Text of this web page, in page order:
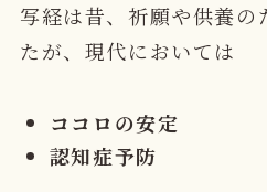
写経は昔、祈願や供養の
たが、現代においては
ココロの安定
認知症予防